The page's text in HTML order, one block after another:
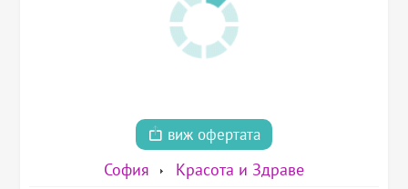
виж офертата
София Красота и Здраве